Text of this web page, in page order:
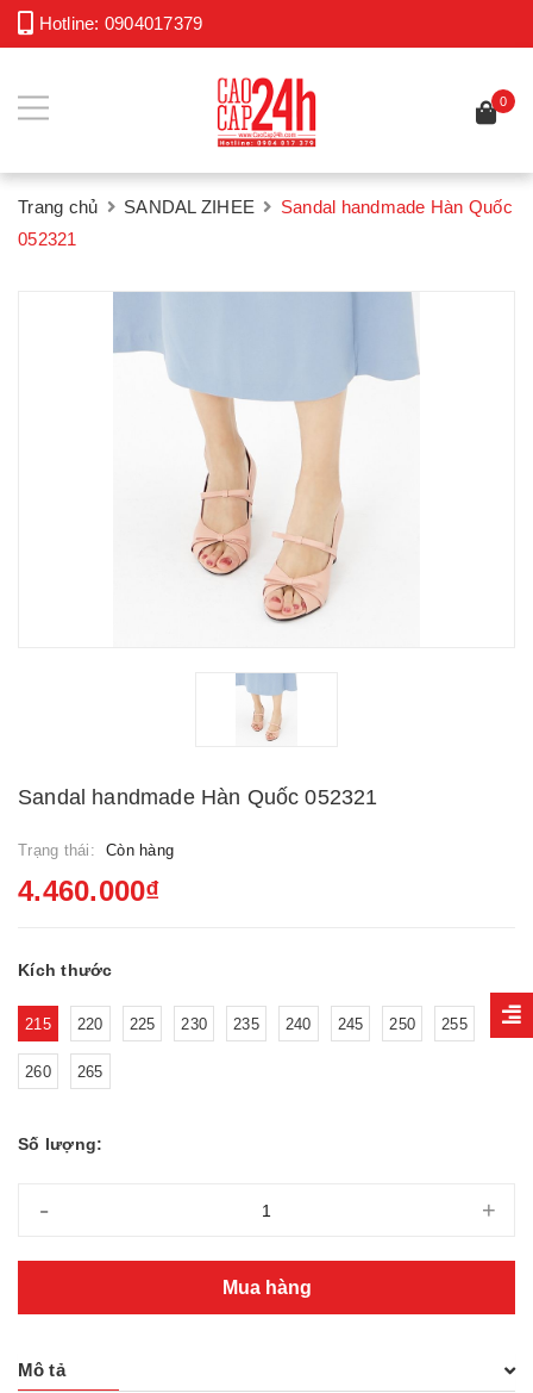
Hotline: 0904017379
0
Trang chủ SANDAL ZIHEE
Sandal handmade Hàn Quốc
052321
Sandal handmade Hàn Quốc 052321
Trạng thái: Còn hàng
4.460.000₫
Kích thước
215 220 225 230 235 240 245 250 255
260 265
Số lượng:
- +
Mua hàng
Mô tả